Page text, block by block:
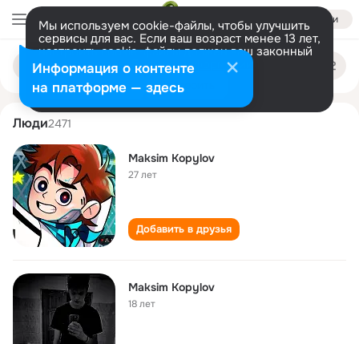
Войти
Мы используем cookie-файлы, чтобы улучшить
сервисы для вас. Если ваш возраст менее 13 лет,
настроить cookie-файлы должен ваш законный
представитель. Больше информации
Разрешить все Настроить
Поиск
людям
maksim kopylov
Люди2471
Maksim Kopylov
27 лет
Добавить в друзья
Maksim Kopylov
18 лет
Информация о контенте
на платформе — здесь